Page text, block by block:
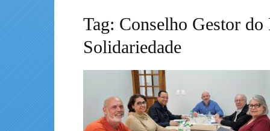
Tag: Conselho Gestor
Solidariedade